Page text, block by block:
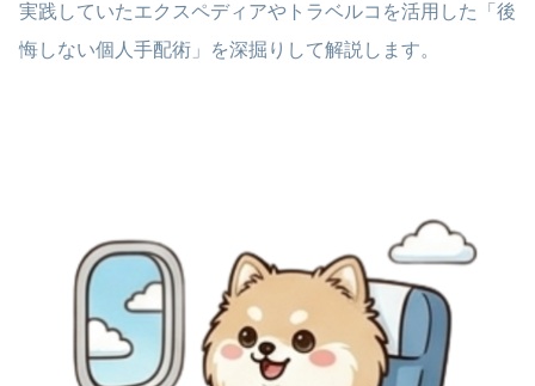
実践していたエクスペディアやトラベルコを活用した「後
悔しない個人手配術」を深掘りして解説します。